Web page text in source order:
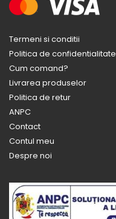
Termeni si conditii
Politica de confidentialitate
Cum comand?
Livrarea produselor
Politica de retur
ANPC
Contact
Contul meu
Despre noi